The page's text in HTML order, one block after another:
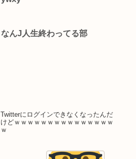
なんJ人生終わってる部
Twitterにログインできなくなったんだ
けどｗｗｗｗｗｗｗｗｗｗｗｗｗｗｗ
ｗ